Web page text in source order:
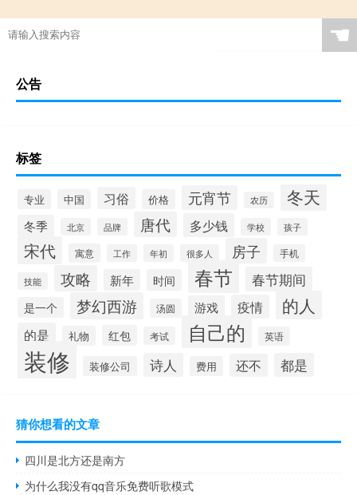
☚
公告
标签
专业 中国 习俗 价格 元宵节 农历 冬天
冬季 北京 品牌 唐代 多少钱 学校 孩子
宋代 寓意 工作 年初 很多人 房子 手机
技能 攻略 新年 时间 春节 春节期间
是一个 梦幻西游 汤圆 游戏 疫情 的人
的是 礼物 红包 考试 自己的 英语
装修 装修公司 诗人 费用 还不 都是
猜你想看的文章
四川是北方还是南方
为什么我没有qq音乐免费听歌模式